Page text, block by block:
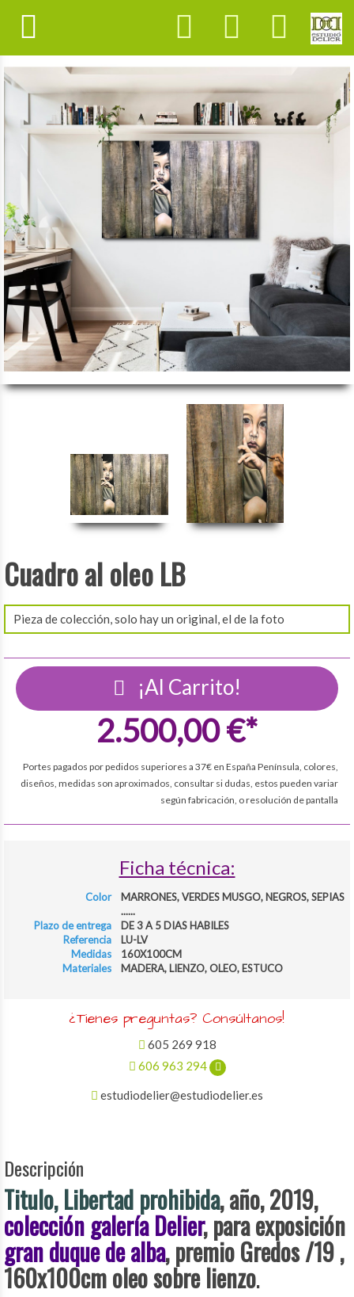
Cuadro al oleo LB
Pieza de colección, solo hay un original, el de la foto
¡Al Carrito!
2.500,00 €*
Portes pagados por pedidos superiores a 37€ en España Península, colores,
diseños, medidas son aproximados, consultar si dudas, estos pueden variar
según fabricación, o resolución de pantalla
Ficha técnica:
Color
MARRONES, VERDES MUSGO, NEGROS, SEPIAS
......
Plazo de entrega
DE 3 A 5 DIAS HABILES
Referencia
LU-LV
Medidas
160X100CM
Materiales
MADERA, LIENZO, OLEO, ESTUCO
¿Tienes preguntas? Consúltanos!
605 269 918
606 963 294
estudiodelier@estudiodelier.es
Descripción
Titulo, Libertad prohibida, año, 2019,
colección galería Delier, para exposición
gran duque de alba, premio Gredos /19 ,
160x100cm oleo sobre lienzo.